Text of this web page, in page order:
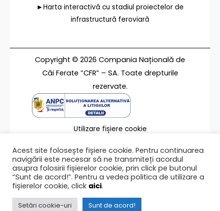
►Harta interactivă cu stadiul proiectelor de
infrastructură feroviară
Copyright © 2026 Compania Națională de
Căi Ferate ”CFR” – SA. Toate drepturile
rezervate.
Utilizare fișiere cookie
Contact
Ultima modificare a paginii 12/07/2019
Acest site folosește fișiere cookie. Pentru continuarea
navigării este necesar să ne transmiteți acordul
asupra folosirii fișierelor cookie, prin click pe butonul
“Sunt de acord!”. Pentru a vedea politica de utilizare a
fișierelor cookie, click aici.
Setări cookie-uri Sunt de acord!